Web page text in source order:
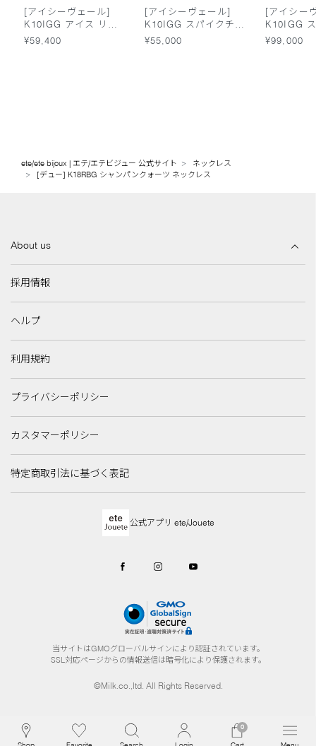
[アイシーヴェール]
K10IGG アイス リン
グ
¥59,400
[アイシーヴェール]
K10IGG スパイクチェ
ーン ブレスレット
¥55,000
[アイシー
K10IGG
ーン ネッ
¥99,000
ete/ete bijoux | エテ/エテビジュー 公式サイト
ネックレス
[デュー] K18RBG シャンパンクォーツ ネックレス
About us
採用情報
ヘルプ
利用規約
プライバシーポリシー
カスタマーポリシー
特定商取引法に基づく表記
公式アプリ ete/Jouete
当サイトはGMOグローバルサインにより認証されています。
SSL対応ページからの情報送信は暗号化により保護されます。
©Milk.co.,ltd. All Rights Reserved.
0